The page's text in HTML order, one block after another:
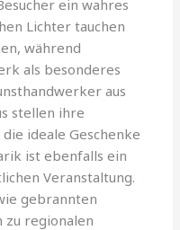
ein wahres
Lichter tauchen
während
als besonderes
aus
stellen ihre
ideale Geschenke
ist ebenfalls ein
Veranstaltung.
gebrannten
zu regionalen